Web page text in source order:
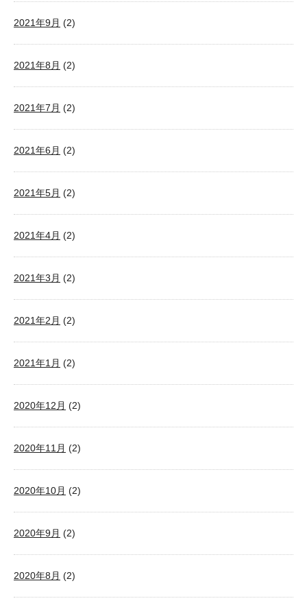
2021年9月 (2)
2021年8月 (2)
2021年7月 (2)
2021年6月 (2)
2021年5月 (2)
2021年4月 (2)
2021年3月 (2)
2021年2月 (2)
2021年1月 (2)
2020年12月 (2)
2020年11月 (2)
2020年10月 (2)
2020年9月 (2)
2020年8月 (2)